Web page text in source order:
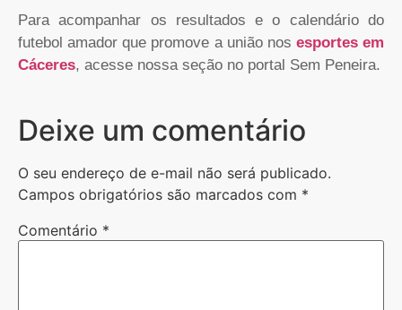
Para acompanhar os resultados e o calendário do
futebol amador que promove a união nos esportes em
Cáceres, acesse nossa seção no portal Sem Peneira.
Deixe um comentário
O seu endereço de e-mail não será publicado.
Campos obrigatórios são marcados com *
Comentário *